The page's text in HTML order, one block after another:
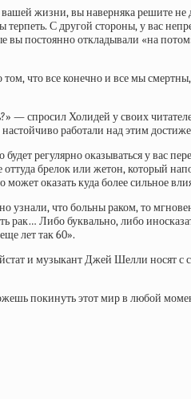
жизни, вы наверняка решите не
терпеть. С другой стороны, у вас
постоянно откладывали «на
что все конечно и все мы
— спросил Холидей у своих
работали над этим
регулярно оказываться у вас
оттуда брелок или жетон,
оказать куда более сильное
что больны раком, то
Либо буквально, либо
лет так 60».
и музыкант Джей Шелли носят с
покинуть этот мир в любой